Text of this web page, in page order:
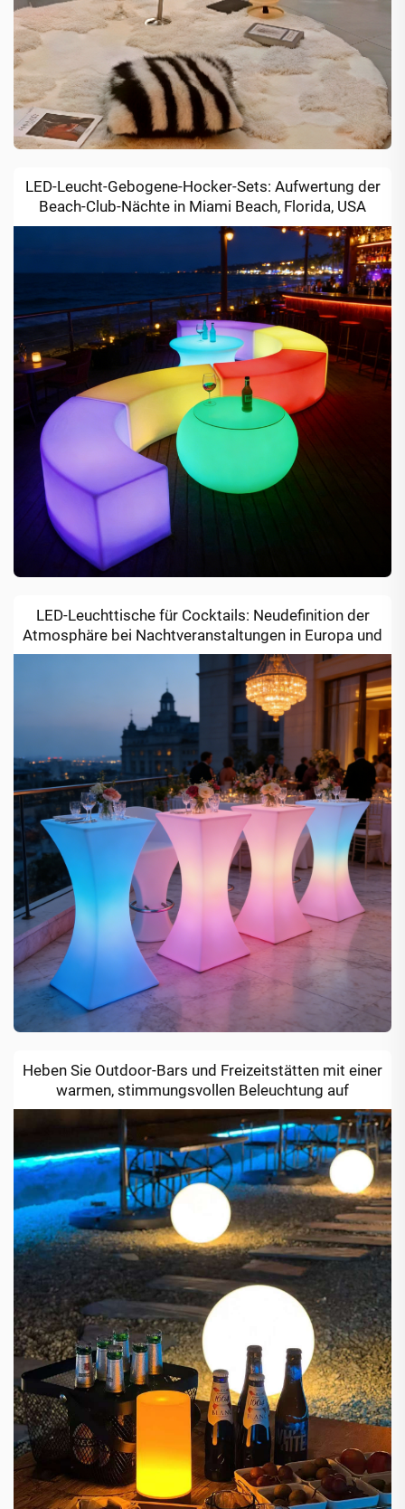
LED-Leucht-Gebogene-Hocker-Sets: Aufwertung der
Beach-Club-Nächte in Miami Beach, Florida, USA
LED-Leuchttische für Cocktails: Neudefinition der
Atmosphäre bei Nachtveranstaltungen in Europa und
Nordamerika
Heben Sie Outdoor-Bars und Freizeitstätten mit einer
warmen, stimmungsvollen Beleuchtung auf